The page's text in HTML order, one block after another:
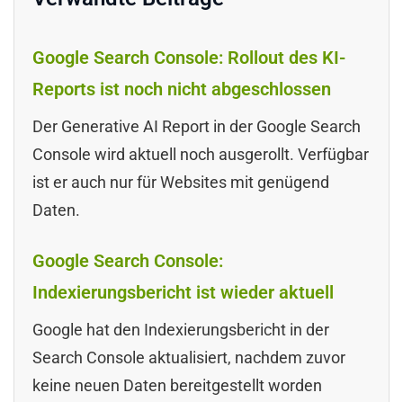
Google Search Console: Rollout des KI-
Reports ist noch nicht abgeschlossen
Der Generative AI Report in der Google Search
Console wird aktuell noch ausgerollt. Verfügbar
ist er auch nur für Websites mit genügend
Daten.
Google Search Console:
Indexierungsbericht ist wieder aktuell
Google hat den Indexierungsbericht in der
Search Console aktualisiert, nachdem zuvor
keine neuen Daten bereitgestellt worden